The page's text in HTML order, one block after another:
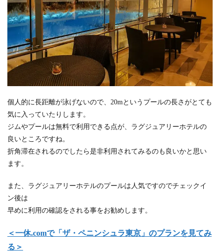
個人的に長距離が泳げないので、20mというプールの長さがとても
気に入っていたりします。
ジムやプールは無料で利用できる点が、ラグジュアリーホテルの
良いところですね。
折角滞在されるのでしたら是非利用されてみるのも良いかと思い
ます。
また、ラグジュアリーホテルのプールは人気ですのでチェックイ
ン後は
早めに利用の確認をされる事をお勧めします。
＜一休.comで「ザ・ペニンシュラ東京」のプランを見てみ
る＞